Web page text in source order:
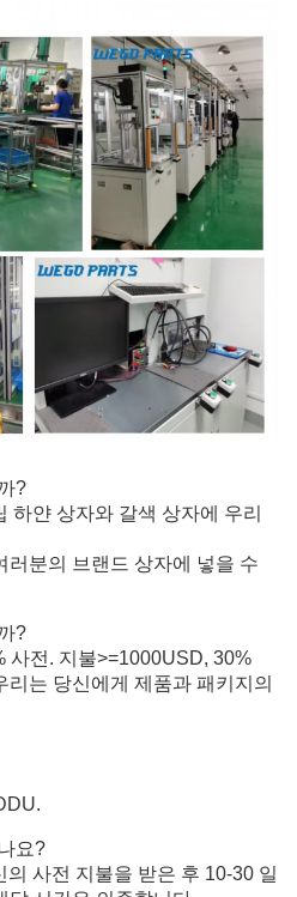
?
하얀 상자와 갈색 상자에 우리
러분의 브랜드 상자에 넣을 수
?
사전. 지불>=1000USD, 30%
리는 당신에게 제품과 패키지의
요?
사전 지불을 받은 후 10-30 일